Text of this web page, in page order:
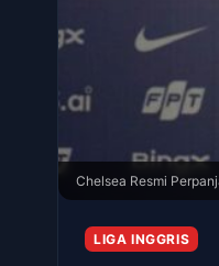
Chelsea Resmi
LIGA INGGRIS